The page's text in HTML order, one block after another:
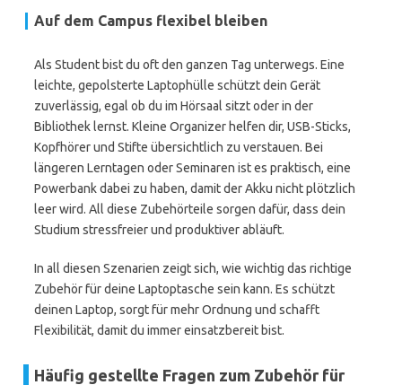
Auf dem Campus flexibel bleiben
Als Student bist du oft den ganzen Tag unterwegs. Eine
leichte, gepolsterte Laptophülle schützt dein Gerät
zuverlässig, egal ob du im Hörsaal sitzt oder in der
Bibliothek lernst. Kleine Organizer helfen dir, USB-Sticks,
Kopfhörer und Stifte übersichtlich zu verstauen. Bei
längeren Lerntagen oder Seminaren ist es praktisch, eine
Powerbank dabei zu haben, damit der Akku nicht plötzlich
leer wird. All diese Zubehörteile sorgen dafür, dass dein
Studium stressfreier und produktiver abläuft.
In all diesen Szenarien zeigt sich, wie wichtig das richtige
Zubehör für deine Laptoptasche sein kann. Es schützt
deinen Laptop, sorgt für mehr Ordnung und schafft
Flexibilität, damit du immer einsatzbereit bist.
Häufig gestellte Fragen zum Zubehör für